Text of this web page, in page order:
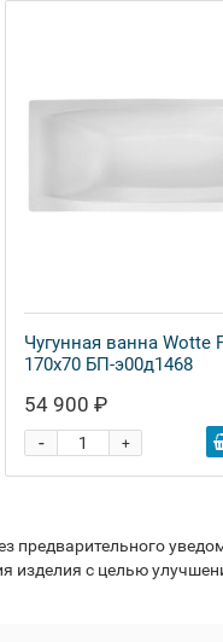
Чугунная ванна Wotte
170x70 БП-э00д1468
54 900 ₽
+
-
предварительного
изделия с целью